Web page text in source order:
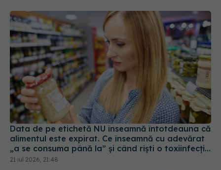
Data de pe etichetă NU înseamnă întotdeauna că
alimentul este expirat. Ce înseamnă cu adevărat
„a se consuma până la” și când riști o toxiinfecție
alimentară
21 iul 2026, 21:48